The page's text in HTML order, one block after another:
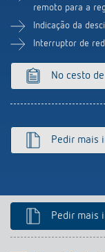
remoto para a
Indicação da
Interruptor de
No cesto
Pedir mais
Pedir mais